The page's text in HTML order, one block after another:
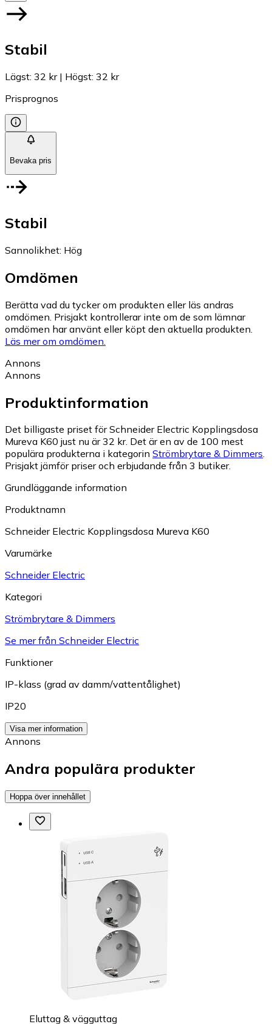
Stabil
Lägst: 32 kr| Högst: 32 kr
Prisprognos
Bevaka pris
Stabil
Sannolikhet: Hög
Omdömen
Berätta vad du tycker om produkten eller läs andras
omdömen. Prisjakt kontrollerar inte om de som lämnar
omdömen har använt eller köpt den aktuella produkten.
Läs mer om omdömen.
Annons
Annons
Produktinformation
Det billigaste priset för Schneider Electric Kopplingsdosa
Mureva K60 just nu är 32 kr. Det är en av de 100 mest
populära produkterna i kategorin Strömbrytare & Dimmers.
Prisjakt jämför priser och erbjudande från 3 butiker.
Grundläggande information
Produktnamn
Schneider Electric Kopplingsdosa Mureva K60
Varumärke
Schneider Electric
Kategori
Strömbrytare & Dimmers
Se mer från Schneider Electric
Funktioner
IP-klass (grad av damm/vattentålighet)
IP20
Visa mer information
Annons
Andra populära produkter
Hoppa över innehållet
Eluttag & vägguttag